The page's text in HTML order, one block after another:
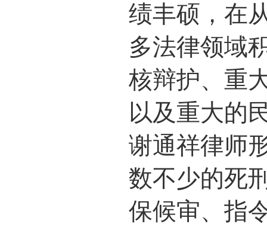
绩丰硕，在
多法律领域
核辩护、重
以及重大的
谢通祥律师
数不少的死
保候审、指